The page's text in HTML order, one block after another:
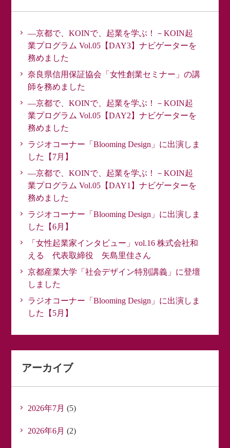
―京都で、KOINで、起業を学ぶ！－KOIN起
業プログラム Vol.05【DAY3】ナビゲーターを
務めました
奈良県信用保証協会「女性創業セミナー」の講
師を務めました
―京都で、KOINで、起業を学ぶ！－KOIN起
業プログラム Vol.05【DAY2】ナビゲーターを
務めました
ラジオコーナー「Blooming Design」に出演しま
した【7月】
―京都で、KOINで、起業を学ぶ！－KOIN起
業プログラム Vol.05【DAY1】ナビゲーターを
務めました
ラジオコーナー「Blooming Design」に出演しま
した【6月】
「女性起業家インタビュー」vol.16 株式会社和
える 代表取締役 矢島里佳さん
京都産業大学「社会デザイン特別講義」に登壇
しました
ラジオコーナー「Blooming Design」に出演しま
した【5月】
アーカイブ
2026年7月 (5)
2026年6月 (2)